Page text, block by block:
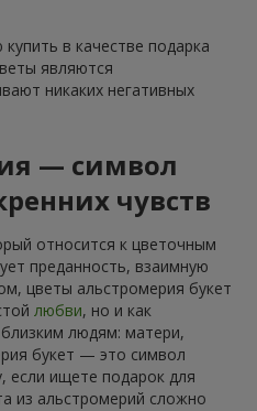
в качестве подарка
являются
никаких негативных
— символ
чувств
относится к цветочным
преданность, взаимную
цветы альстромерия букет
любви, но и как
людям: матери,
букет — это символ
ищете подарок для
из альстромерий сложно